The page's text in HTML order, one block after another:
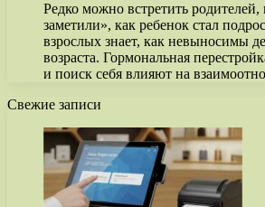
Редко можно встретить родителей,
заметили», как ребенок стал
взрослых знает, как невыносимы
возраста. Гормональная
и поиск себя влияют на
Свежие записи